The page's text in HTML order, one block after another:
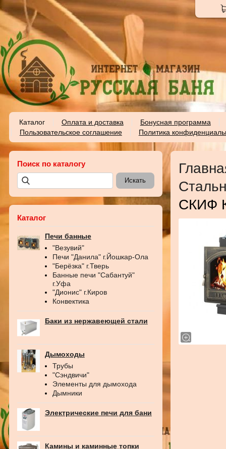
Каталог Оплата и доставка
Бонусная программа
Пользовательское соглашение
Политика
Поиск по каталогу
Каталог
Печи банные
"Везувий"
Печи "Данила" г.Йошкар-Ола
"Берёзка" г.Тверь
Банные печи "Сабантуй"
г.Уфа
"Дионис" г.Киров
Конвектика
Баки из нержавеющей стали
Дымоходы
Трубы
"Сэндвичи"
Элементы для дымохода
Дымники
Электрические печи для бани
Камины и каминные топки
СКИФ